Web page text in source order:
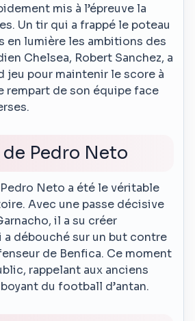
mis à l’épreuve la
Un tir qui a frappé le poteau
en lumière les ambitions des
Chelsea, Robert Sanchez, a
jeu pour maintenir le score à
rempart de son équipe face
de Pedro Neto
Neto a été le véritable
Avec une passe décisive
il a su créer
a débouché sur un but contre
de Benfica. Ce moment
rappelant aux anciens
du football d’antan.